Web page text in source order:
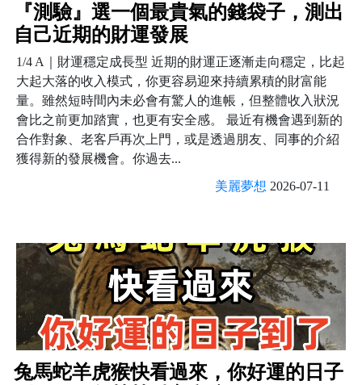
『測驗』選一個最貴氣的錢袋子，測出
自己近期的財運發展
1/4 A｜財運穩定成長型 近期的財運正逐漸走向穩定，比起
大起大落的收入模式，你更容易迎來持續累積的財富能
量。雖然短時間內未必會有驚人的進帳，但整體收入狀況
會比之前更加踏實，也更有安全感。 最近有機會遇到新的
合作對象、老客戶再次上門，或是透過朋友、同事的介紹
獲得新的發展機會。你過去...
美麗夢想 2026-07-11
兔馬蛇羊虎猴快看過來，你好運的日子